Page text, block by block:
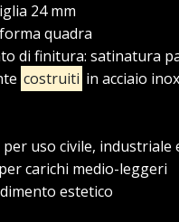
24 mm
quadra
di finitura: satinatura
costruiti in acciaio
uso civile, industriale
carichi medio-leggeri
estetico